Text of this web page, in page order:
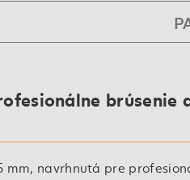
brúsenie
mm, navrhnutá pre